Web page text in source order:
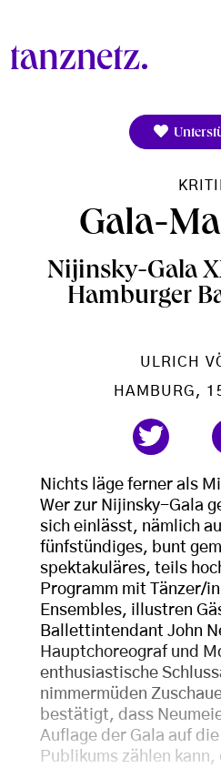
Gala-
Nijinsky-Gala
Hamburger
ULRICH
HAMBURG ,
Nichts läge ferner als
Wer zur Nijinsky-Gala
sich einlässt, nämlich
fünfstündiges, bunt
spektakuläres, teils
Programm mit Tänzer/
Ensembles, illustren
Ballettintendant John
Hauptchoreograf und
enthusiastische
nimmermüden
bestätigt, dass
Auflage der Gala auf
Publikums zählen